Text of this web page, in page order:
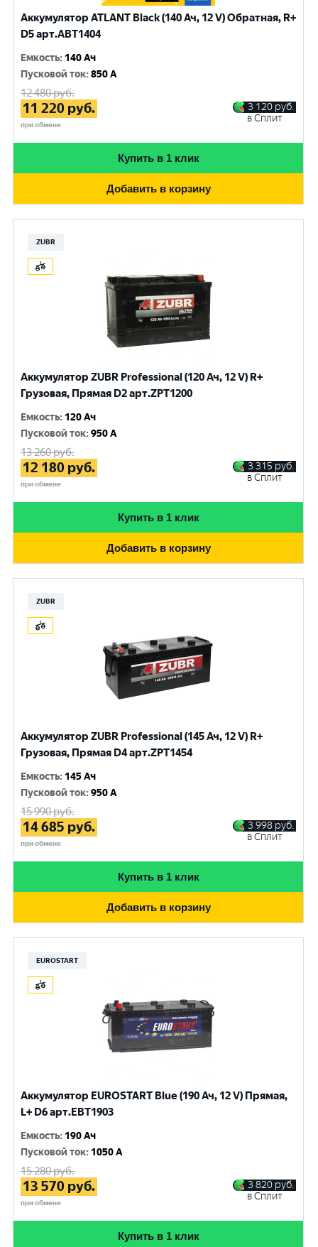
Аккумулятор ATLANT Black (140 Ач, 12 V) Обратная, R+
D5 арт.ABT1404
Емкость: 140 Ач
Пусковой ток:850 A
12 480руб.
11 220 руб.
при обмене
3 120 руб.
в Сплит
Купить в 1 клик
Добавить в корзину
ZUBR
Аккумулятор ZUBR Professional (120 Ач, 12 V) R+
Грузовая, Прямая D2 арт.ZPT1200
Емкость: 120 Ач
Пусковой ток:950 A
13 260руб.
12 180 руб.
при обмене
3 315 руб.
в Сплит
Купить в 1 клик
Добавить в корзину
ZUBR
Аккумулятор ZUBR Professional (145 Ач, 12 V) R+
Грузовая, Прямая D4 арт.ZPT1454
Емкость: 145 Ач
Пусковой ток:950 A
15 990руб.
14 685 руб.
при обмене
3 998 руб.
в Сплит
Купить в 1 клик
Добавить в корзину
EUROSTART
Аккумулятор EUROSTART Blue (190 Ач, 12 V) Прямая,
L+ D6 арт.EBT1903
Емкость: 190 Ач
Пусковой ток: 1050 A
15 280руб.
13 570 руб.
при обмене
3 820 руб.
в Сплит
Купить в 1 клик